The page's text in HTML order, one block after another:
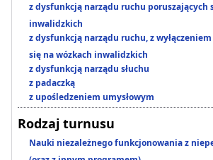
z dysfunkcją narządu ruchu poruszających
inwalidzkich
z dysfunkcją narządu ruchu, z
się na wózkach inwalidzkich
z dysfunkcją narządu słuchu
z padaczką
z upośledzeniem umysłowym
Rodzaj turnusu
Nauki niezależnego funkcjonowania z